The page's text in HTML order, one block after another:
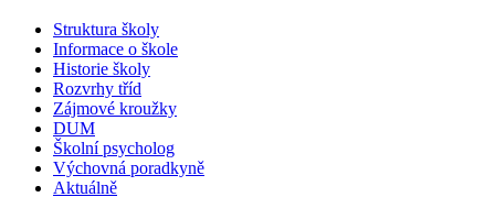
Struktura školy
Informace o škole
Historie školy
Rozvrhy tříd
Zájmové kroužky
DUM
Školní psycholog
Výchovná poradkyně
Aktuálně